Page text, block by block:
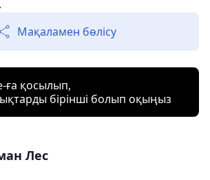
Мақаламен бөлісу
ға қосылып,
бірінші болып оқыңыз
Лес